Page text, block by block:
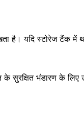
है। यदि स्टोरेज टैंक में
सुरक्षित भंडारण के लिए